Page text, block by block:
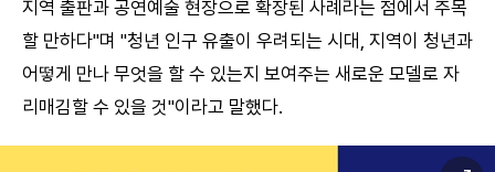
지역 출판과 공연예술 현장으로 확장된 사례라는 점에서 주목
할 만하다"며 "청년 인구 유출이 우려되는 시대, 지역이 청년과
어떻게 만나 무엇을 할 수 있는지 보여주는 새로운 모델로 자
리매김할 수 있을 것"이라고 말했다.